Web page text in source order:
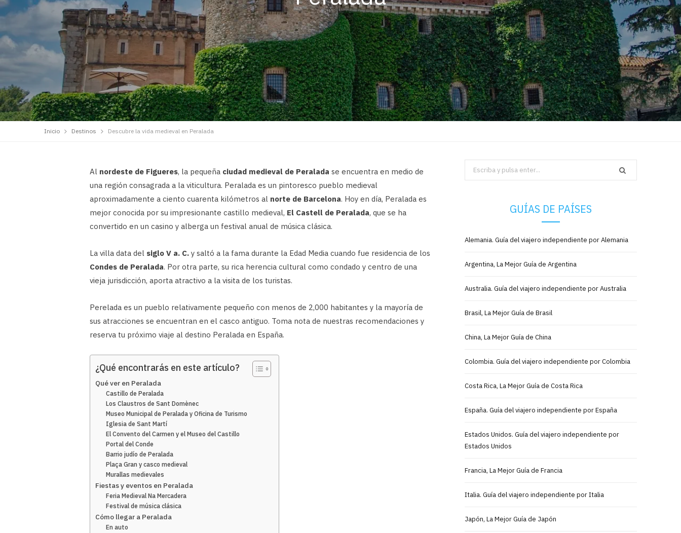
Inicio Destinos Descubre la vida medieval en Peralada
Al nordeste de Figueres, la pequeña ciudad medieval de Peralada se encuentra en medio de
una región consagrada a la viticultura. Peralada es un pintoresco pueblo medieval
aproximadamente a ciento cuarenta kilómetros al norte de Barcelona. Hoy en día, Peralada es
mejor conocida por su impresionante castillo medieval, El Castell de Peralada, que se ha
convertido en un casino y alberga un festival anual de música clásica.
La villa data del siglo V a. C. y saltó a la fama durante la Edad Media cuando fue residencia de los
Condes de Peralada. Por otra parte, su rica herencia cultural como condado y centro de una
vieja jurisdicción, aporta atractivo a la visita de los turistas.
Perelada es un pueblo relativamente pequeño con menos de 2,000 habitantes y la mayoría de
sus atracciones se encuentran en el casco antiguo. Toma nota de nuestras recomendaciones y
reserva tu próximo viaje al destino Peralada en España.
¿Qué encontrarás en este artículo?
Qué ver en Peralada
Castillo de Peralada
Los Claustros de Sant Domènec
Museo Municipal de Peralada y Oficina de Turismo
Iglesia de Sant Martí
El Convento del Carmen y el Museo del Castillo
Portal del Conde
Barrio judío de Peralada
Plaça Gran y casco medieval
Murallas medievales
Fiestas y eventos en Peralada
Feria Medieval Na Mercadera
Festival de música clásica
Cómo llegar a Peralada
En auto
Search
for:
GUÍAS DE PAÍSES
Alemania. Guía del viajero independiente por Alemania
Argentina, La Mejor Guía de Argentina
Australia. Guía del viajero independiente por Australia
Brasil, La Mejor Guía de Brasil
China, La Mejor Guía de China
Colombia. Guía del viajero independiente por Colombia
Costa Rica, La Mejor Guía de Costa Rica
España. Guía del viajero independiente por España
Estados Unidos. Guía del viajero independiente por
Estados Unidos
Francia, La Mejor Guía de Francia
Italia. Guía del viajero independiente por Italia
Japón, La Mejor Guía de Japón